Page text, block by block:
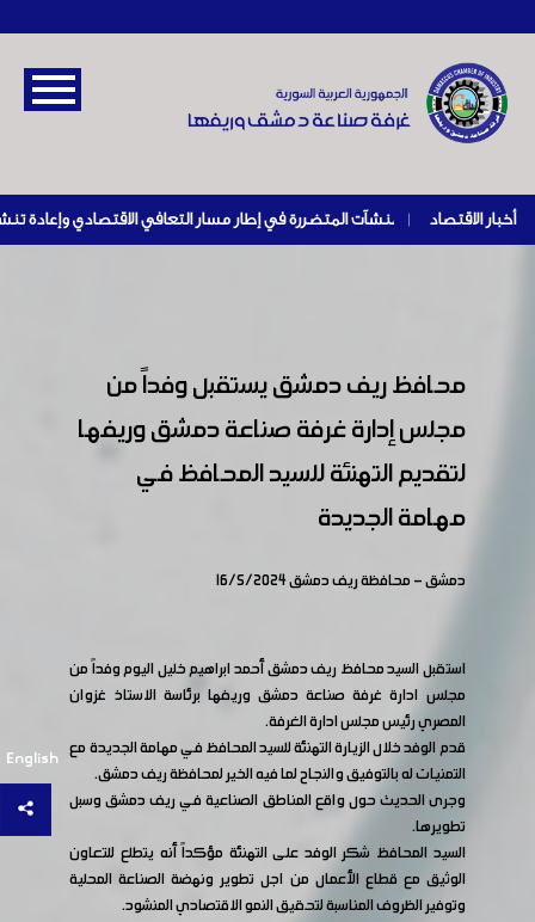
أخبار الاقتصاد |
English
محافظ ريف دمشق يستقبل وفداً من
مجلس إدارة غرفة صناعة دمشق وريفها
لتقديم التهنئة للسيد المحافظ في
مهامة الجديدة
دمشق - محافظة ريف دمشق 16/5/2024
استقبل السيد محافظ ريف دمشق أحمد ابراهيم خليل اليوم وفداً من
مجلس ادارة غرفة صناعة دمشق وريفها برئاسة الاستاذ غزوان
المصري رئيس مجلس ادارة الغرفة.
قدم الوفد خلال الزيارة التهنئة للسيد المحافظ في مهامة الجديدة مع
التمنيات له بالتوفيق والنجاح لما فيه الخير لمحافظة ريف دمشق.
وجرى الحديث حول واقع المناطق الصناعية في ريف دمشق وسبل
تطويرها.
السيد المحافظ شكر الوفد على التهنئة مؤكداً أنه يتطلع للتعاون
الوثيق مع قطاع الأعمال من اجل تطوير ونهضة الصناعة المحلية
وتوفير الظروف المناسبة لتحقيق النمو الاقتصادي المنشود.